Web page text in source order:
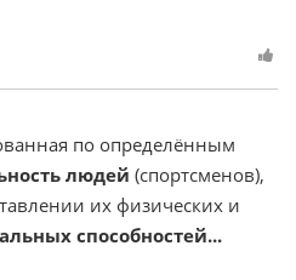
по определённым
людей (спортсменов),
их физических и
способностей...